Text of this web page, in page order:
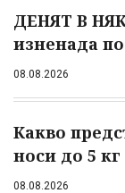
ДЕНЯТ В
изненада
08.08.2026
Какво
носи до 5
08.08.2026